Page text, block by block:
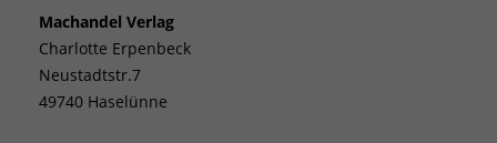
Machandel Verlag
Charlotte Erpenbeck
Neustadtstr.7
49740 Haselünne